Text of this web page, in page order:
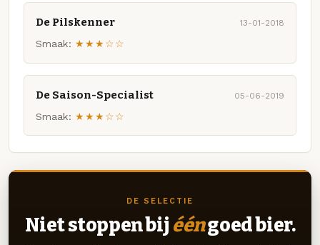
De Pilskenner 13-01-2018
Smaak: ★★★☆☆
De Saison-Specialist 05-06-2019
Smaak: ★★★☆☆
DE SELECTIE
Niet stoppen bij ééngoed bier.